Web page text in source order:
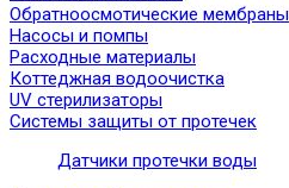
Обратноосмотические мембраны
Насосы и помпы
Расходные материалы
Коттеджная водоочистка
UV стерилизаторы
Системы защиты от протечек
Датчики протечки воды